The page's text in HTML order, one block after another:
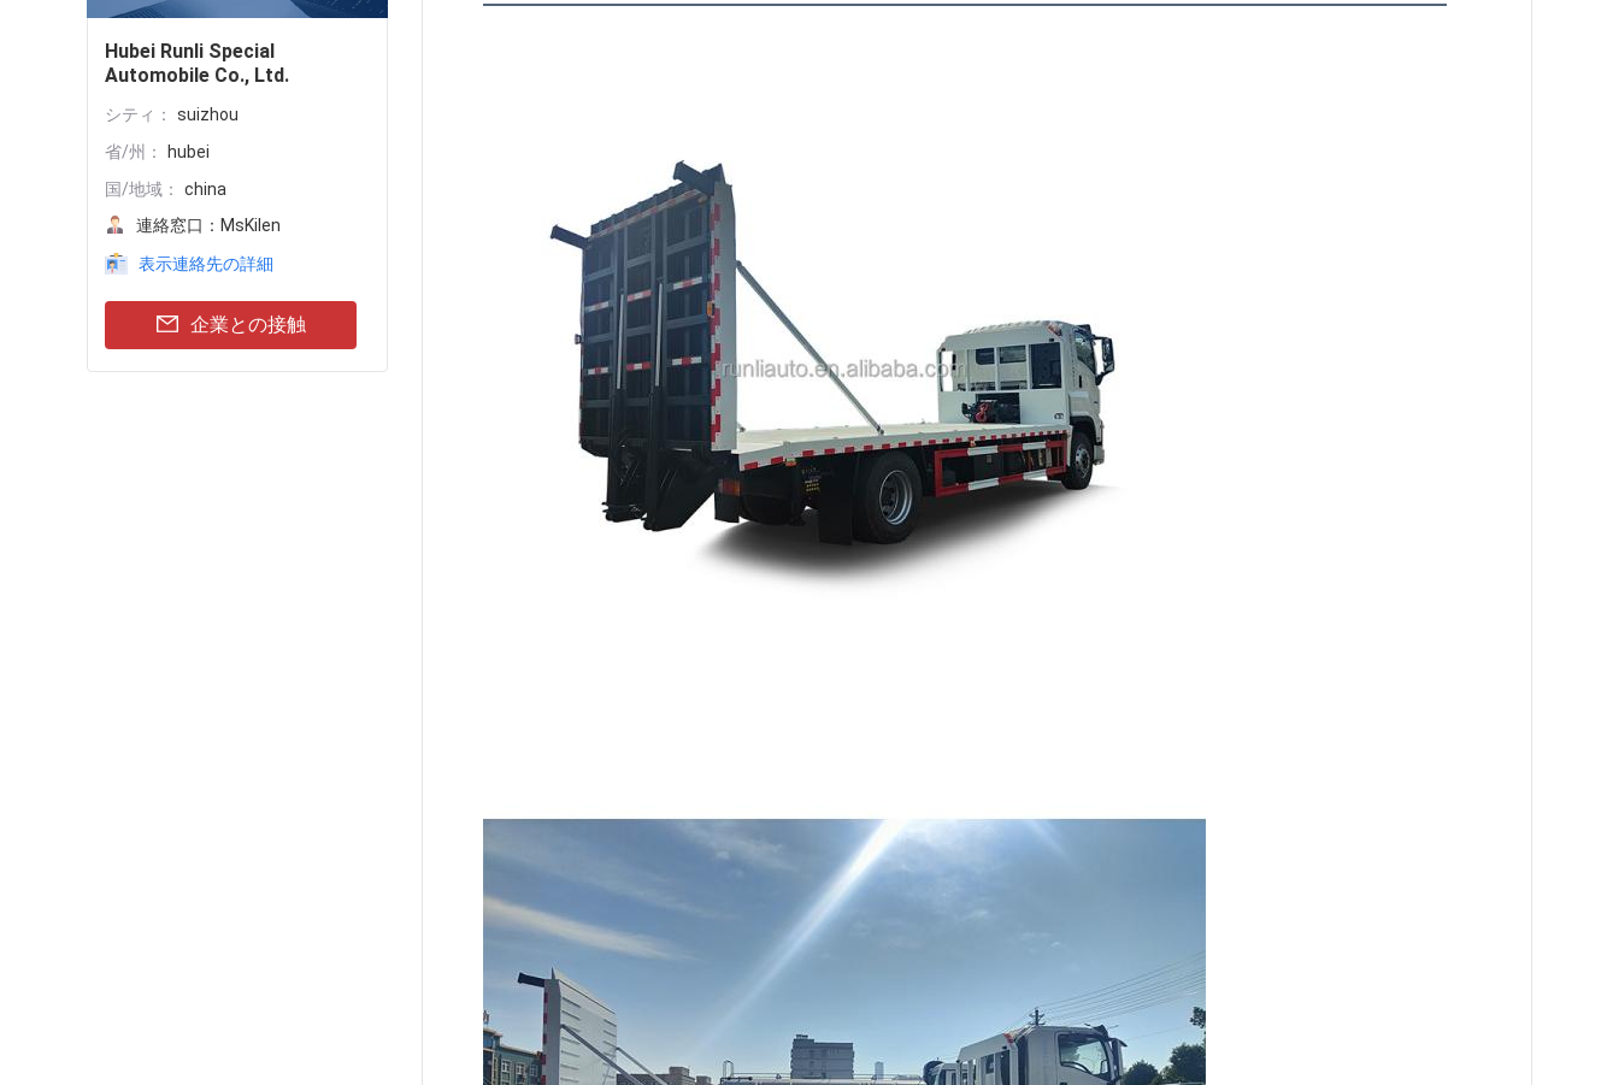
Hubei Runli Special
Automobile Co., Ltd.
シティ：
suizhou
省/州：
hubei
国/地域：
china
連絡窓口： MsKilen
表示連絡先の詳細
企業との接触